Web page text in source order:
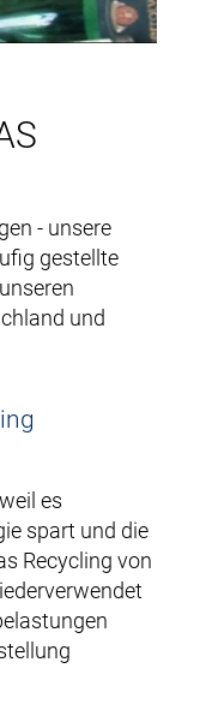
- unsere
gestellte
und
es
spart und die
Recycling von